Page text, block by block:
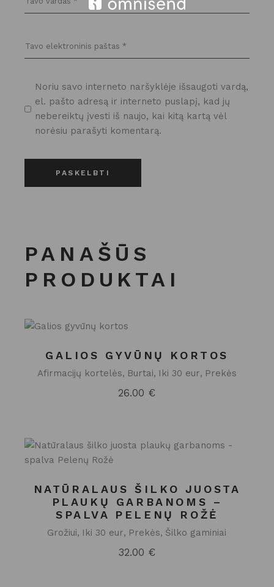
Noriu savo interneto naršyklėje išsaugoti vardą,
el. pašto adresą ir interneto puslapį, kad jų
nebereiktų įvesti iš naujo, kai kitą kartą vėl
norėsiu parašyti komentarą.
PASKELBTI
PANAŠŪS
PRODUKTAI
GALIOS GYVŪNŲ KORTOS
Afirmacijų kortelės Burtai Iki 30 eur Prekės
26.00 €
NATŪRALAUS ŠILKO JUOSTA
PLAUKŲ GARBANOMS –
SPALVA PELENŲ ROŽĖ
Grožiui Iki 30 eur Prekės Šilko gaminiai
32.00 €